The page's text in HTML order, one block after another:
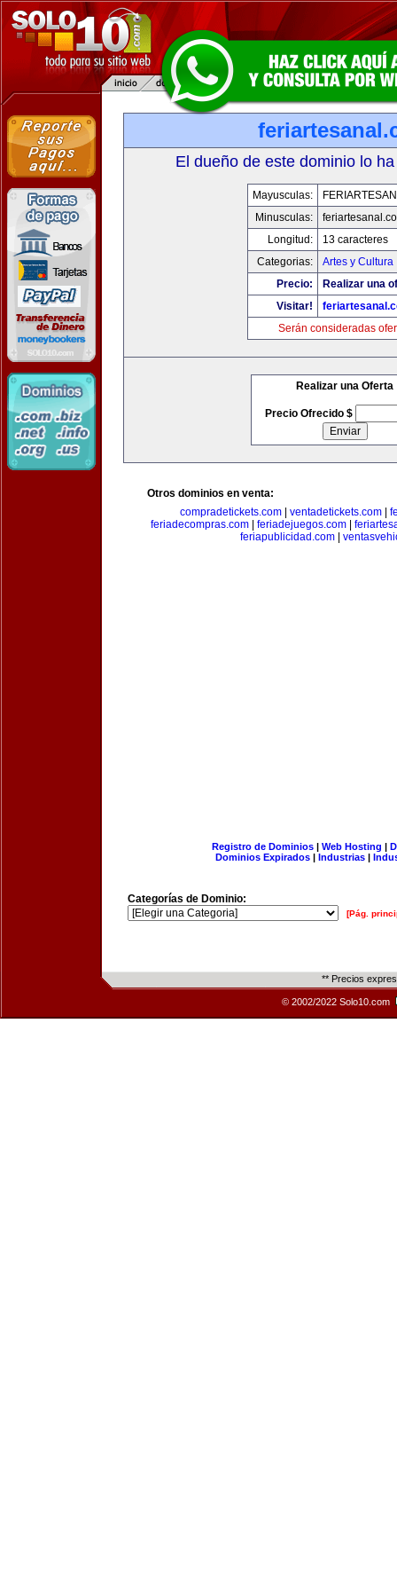
El dueño de este dominio lo
Mayusculas:
Minusculas:
Longitud:
13 caracteres
Categorias:
Artes y Cultura
Precio:
Realizar una
Visitar!
Serán consideradas
Realizar una Oferta
Precio Ofrecido $
Otros dominios en venta:
compradetickets.com| ventadetickets.com|
feriadecompras.com| feriadejuegos.com|
feriapublicidad.com
Registro de Dominios| Web Hosting |
Dominios Expirados | Industrias |
Categorías de Dominio:
[Pág.
** Precios
© 2002/2022 Solo10.com